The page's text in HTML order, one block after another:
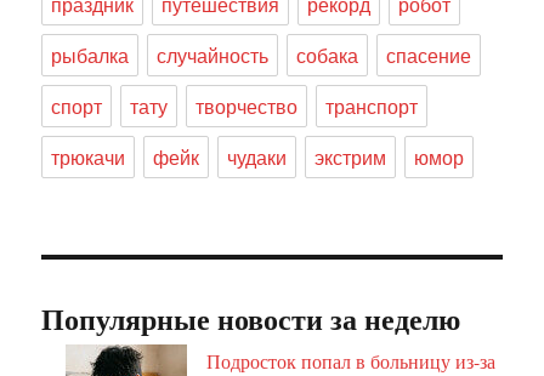
рыбалка
случайность собака
спасение
спорт
тату творчество
транспорт
трюкачи
фейк чудаки экстрим юмор
Популярные новости за неделю
Подросток попал в больницу из-за